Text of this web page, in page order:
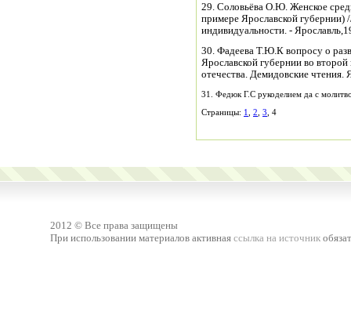
29. Соловьёва О.Ю. Женское
примере Ярославской губернии)
индивидуальности. -
30. Фадеева Т.Ю.К вопросу о
Ярославской губернии во
отечества. Демидовские чтения.
31. Федюк Г.С рукоделием да с
Страницы: 1 2 3 , 4
2012 © Все права защищены
При использовании материалов активная ссылка на источник